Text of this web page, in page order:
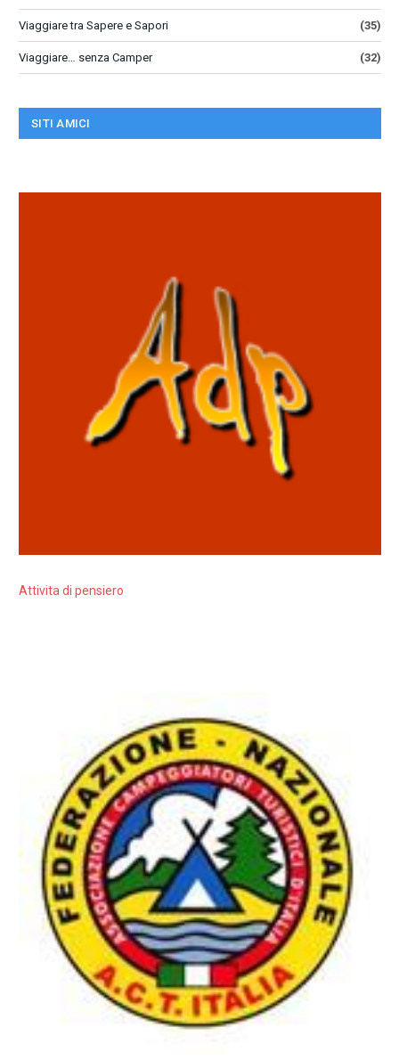
Viaggiare tra Sapere e Sapori (35)
Viaggiare… senza Camper (32)
SITI AMICI
Attivita di pensiero